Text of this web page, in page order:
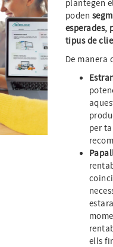
plantegen
poden
esperades,
tipus de
De manera
per
ells